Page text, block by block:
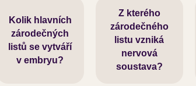
Kolik hlavních
zárodečných
listů se vytváří
v embryu?
Tři: ektoderm,
mezoderm,
endoderm
Z kterého
zárodečného
listu vzniká
nervová
soustava?
Z ektodermu